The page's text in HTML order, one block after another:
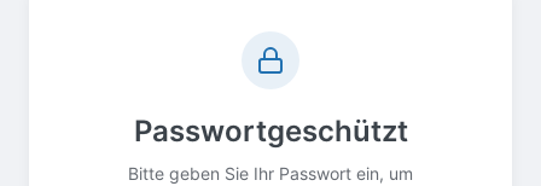
Passwortgeschützt
Bitte geben Sie Ihr Passwort ein, um